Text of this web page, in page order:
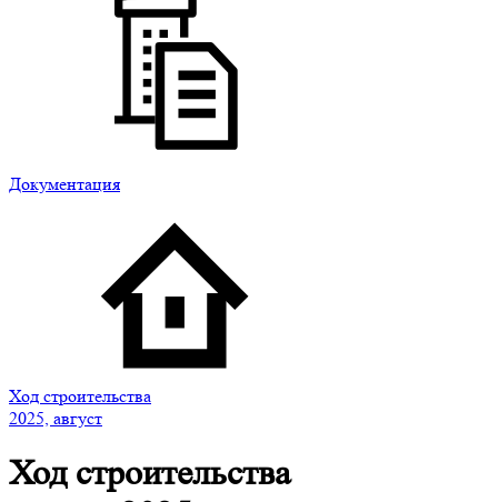
Документация
Ход строительства
2025, август
Ход строительства